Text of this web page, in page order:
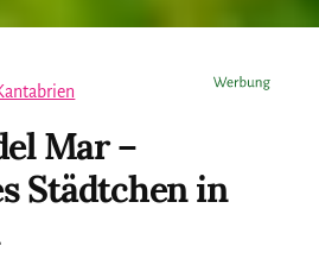
Mar –
Städtchen in